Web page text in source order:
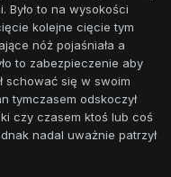
Było to na wysokości
kolejne cięcie tym
nóż pojaśniała a
to zabezpieczenie aby
schować się w swoim
tymczasem odskoczył
czy czasem ktoś lub coś
nadal uważnie patrzył